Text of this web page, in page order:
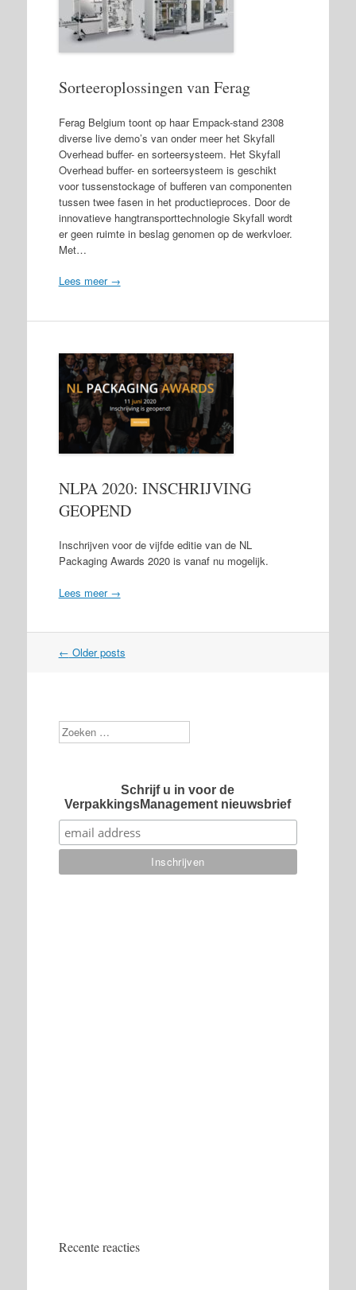
Sorteeroplossingen van Ferag
Ferag Belgium toont op haar Empack-stand 2308
diverse live demo’s van onder meer het Skyfall
Overhead buffer- en sorteersysteem. Het Skyfall
Overhead buffer- en sorteersysteem is geschikt
voor tussenstockage of bufferen van componenten
tussen twee fasen in het productieproces. Door de
innovatieve hangtransporttechnologie Skyfall wordt
er geen ruimte in beslag genomen op de werkvloer.
Met…
Lees meer →
NLPA 2020: INSCHRIJVING
GEOPEND
Inschrijven voor de vijfde editie van de NL
Packaging Awards 2020 is vanaf nu mogelijk.
Lees meer →
Post
← Older posts
Zoek
Schrijf u in voor de
VerpakkingsManagement nieuwsbrief
Recente reacties